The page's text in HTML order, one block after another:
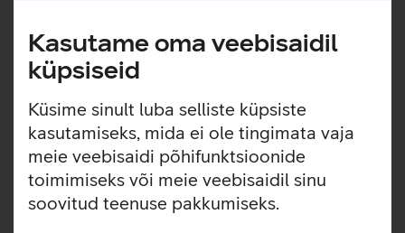
Kasutame oma veebisaidil
küpsiseid
Küsime sinult luba selliste küpsiste
kasutamiseks, mida ei ole tingimata vaja
meie veebisaidi põhifunktsioonide
toimimiseks või meie veebisaidil sinu
soovitud teenuse pakkumiseks.
Avasta MacBook Air M5, mis aitab sul rohkem
korda saata nii tööl, koolis kui ka liikvel olles.
Vaatan lähemalt